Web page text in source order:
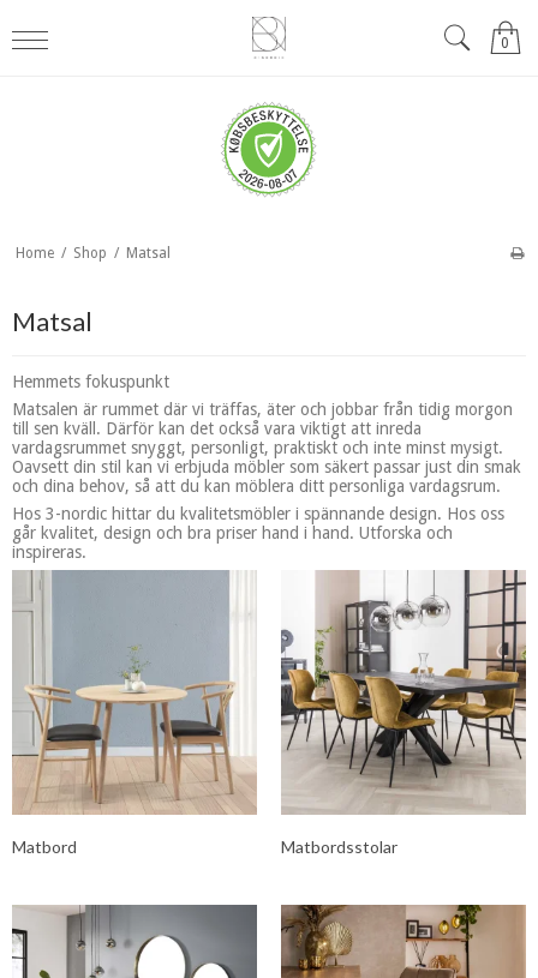
0
Home / Shop / Matsal
Matsal
Hemmets fokuspunkt
Matsalen är rummet där vi träffas, äter och jobbar från tidig morgon
till sen kväll. Därför kan det också vara viktigt att inreda
vardagsrummet snyggt, personligt, praktiskt och inte minst mysigt.
Oavsett din stil kan vi erbjuda möbler som säkert passar just din smak
och dina behov, så att du kan möblera ditt personliga vardagsrum.
Hos 3-nordic hittar du kvalitetsmöbler i spännande design. Hos oss
går kvalitet, design och bra priser hand i hand. Utforska och
inspireras.
Matbord Matbordsstolar